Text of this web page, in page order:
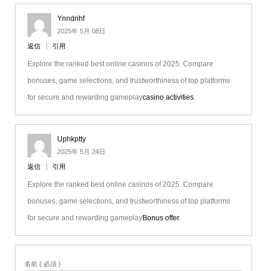
Ynndrihf
2025年 5月 08日
返信 引用
Explore the ranked best online casinos of 2025. Compare
bonuses, game selections, and trustworthiness of top platforms
for secure and rewarding gameplaycasino activities.
Uphkptty
2025年 5月 24日
返信 引用
Explore the ranked best online casinos of 2025. Compare
bonuses, game selections, and trustworthiness of top platforms
for secure and rewarding gameplayBonus offer.
名前 ( 必須 )